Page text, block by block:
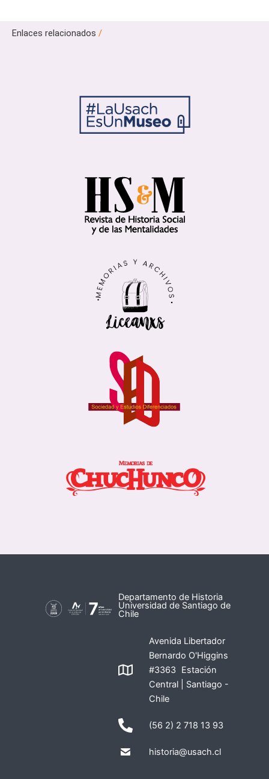
Enlaces relacionados /
Departamento de Historia
Universidad de Santiago de
Chile
Avenida Libertador
Bernardo O'Higgins
#3363 Estación
Central | Santiago -
Chile
(56 2) 2 718 13 93
historia@usach.cl